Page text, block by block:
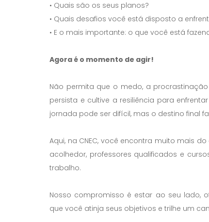
• Quais são os seus planos?
• Quais desafios você está disposto a
• E o mais importante: o que você está
Agora é o momento de agir!
Não permita que o medo, a
persista e cultive a resiliência para
jornada pode ser difícil, mas o destino final
Aqui, na CNEC, você encontra muito mais
acolhedor, professores qualificados e
trabalho.
Nosso compromisso é estar ao seu lado,
que você atinja seus objetivos e trilhe um